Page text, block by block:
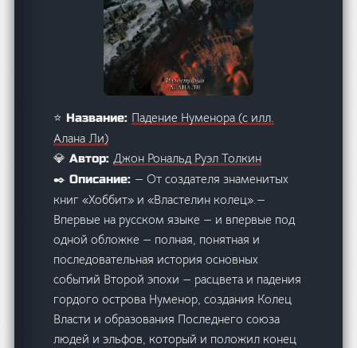
⭐ Название: Падение Нуменора (с илл.
Алана Ли)
💎 Автор:Джон Рональд Руэл Толкин
✒️ Описание: — От создателя знаменитых
книг «Хоббит» и «Властелин колец».—
Впервые на русском языке — и впервые под
одной обложке — полная, понятная и
последовательная история основных
событий Второй эпохи — расцвета и падения
гордого острова Нуменор, создания Колец
Власти и образования Последнего союза
людей и эльфов, который и положил конец